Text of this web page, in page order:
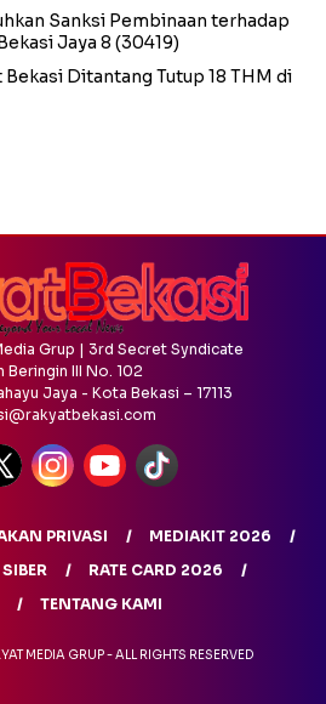
Sanksi Pembinaan terhadap
Jaya 8 (30419)
Ditantang Tutup 18 THM di
Grup | 3rd Secret Syndicate
Beringin III No. 102
Jaya - Kota Bekasi – 17113
PRIVASI
MEDIAKIT 2026
RATE CARD 2026
TENTANG KAMI
MEDIA GRUP - ALL RIGHTS RESERVED